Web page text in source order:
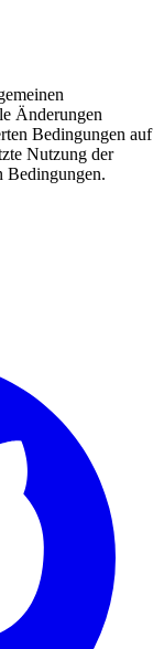
Änderungen
Bedingungen auf
Nutzung der
Bedingungen.